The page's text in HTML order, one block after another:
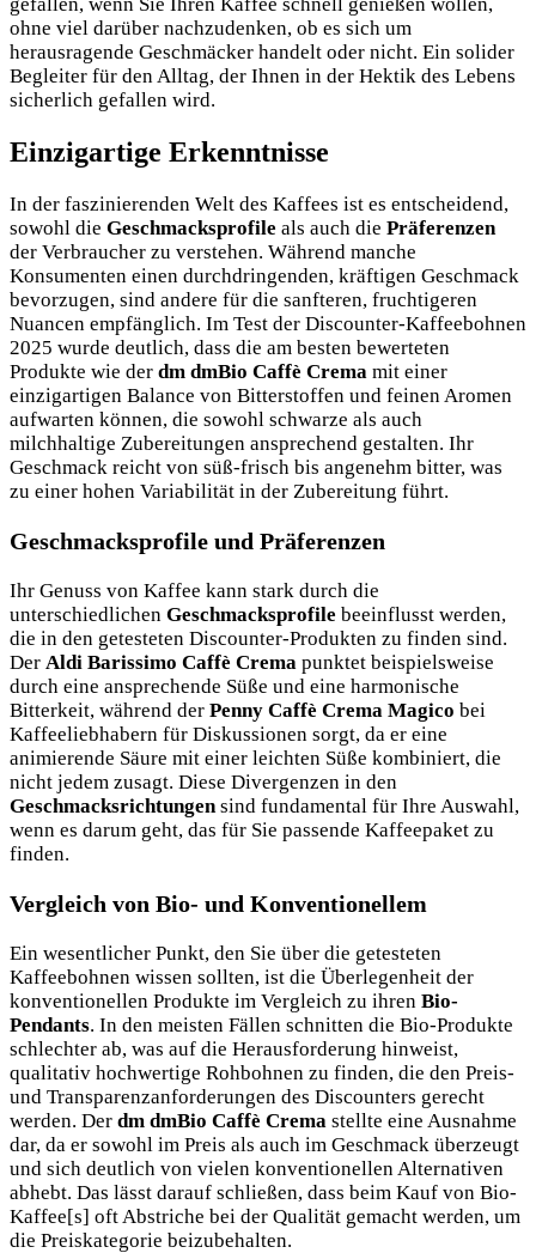
ohne viel darüber nachzudenken, ob es sich um
herausragende Geschmäcker handelt oder nicht. Ein solider
Begleiter für den Alltag, der Ihnen in der Hektik des Lebens
sicherlich gefallen wird.
Einzigartige Erkenntnisse
In der faszinierenden Welt des Kaffees ist es entscheidend,
sowohl die Geschmacksprofile als auch die Präferenzen
der Verbraucher zu verstehen. Während manche
Konsumenten einen durchdringenden, kräftigen Geschmack
bevorzugen, sind andere für die sanfteren, fruchtigeren
Nuancen empfänglich. Im Test der Discounter-Kaffeebohnen
2025 wurde deutlich, dass die am besten bewerteten
Produkte wie der dm dmBio Caffè Crema mit einer
einzigartigen Balance von Bitterstoffen und feinen Aromen
aufwarten können, die sowohl schwarze als auch
milchhaltige Zubereitungen ansprechend gestalten. Ihr
Geschmack reicht von süß-frisch bis angenehm bitter, was
zu einer hohen Variabilität in der Zubereitung führt.
Geschmacksprofile und Präferenzen
Ihr Genuss von Kaffee kann stark durch die
unterschiedlichen Geschmacksprofile beeinflusst werden,
die in den getesteten Discounter-Produkten zu finden sind.
Der Aldi Barissimo Caffè Crema punktet beispielsweise
durch eine ansprechende Süße und eine harmonische
Bitterkeit, während der Penny Caffè Crema Magico bei
Kaffeeliebhabern für Diskussionen sorgt, da er eine
animierende Säure mit einer leichten Süße kombiniert, die
nicht jedem zusagt. Diese Divergenzen in den
Geschmacksrichtungen sind fundamental für Ihre Auswahl,
wenn es darum geht, das für Sie passende Kaffeepaket zu
finden.
Vergleich von Bio- und Konventionellem
Ein wesentlicher Punkt, den Sie über die getesteten
Kaffeebohnen wissen sollten, ist die Überlegenheit der
konventionellen Produkte im Vergleich zu ihren Bio-
Pendants. In den meisten Fällen schnitten die Bio-Produkte
schlechter ab, was auf die Herausforderung hinweist,
qualitativ hochwertige Rohbohnen zu finden, die den Preis-
und Transparenzanforderungen des Discounters gerecht
werden. Der dm dmBio Caffè Crema stellte eine Ausnahme
dar, da er sowohl im Preis als auch im Geschmack überzeugt
und sich deutlich von vielen konventionellen Alternativen
abhebt. Das lässt darauf schließen, dass beim Kauf von Bio-
Kaffee[s] oft Abstriche bei der Qualität gemacht werden, um
die Preiskategorie beizubehalten.